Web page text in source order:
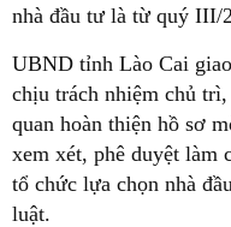
nhà đầu tư là từ quý III/
UBND tỉnh Lào Cai
chịu trách nhiệm chủ
quan hoàn thiện hồ sơ
xem xét, phê duyệt làm
tổ chức lựa chọn nhà
luật.